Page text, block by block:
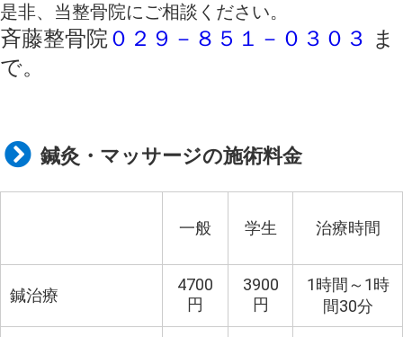
是非、当整骨院にご相談ください。
斉藤整骨院０２９－８５１－０３０３ ま
で。
鍼灸・マッサージの施術料金
一般 学生 治療時間
鍼治療
4700
円
3900
円
1時間～ 1時
間30分